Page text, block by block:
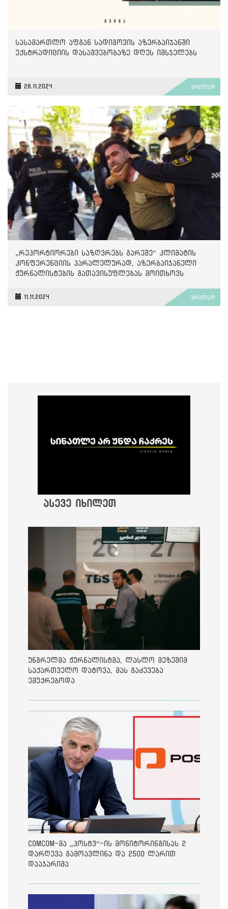
სასამართლო აფგან სადიგოვის აზერბაიჯანში
ექსტრადიციის დასაშვებობაზე დღეს იმსჯელებს
28.11.2024 ვრცლად
„რეპორტიორები საზღვრებს გარეშე“ კლიმატის
კონფერენციის პარალელურად, აზერბაიჯანელი
ჟურნალისტების გათავისუფლებას მოითხოვს
11.11.2024 ვრცლად
ასევე იხილეთ
უნგრელმა ჟურნალისტმა, ლასლო მეზეშიმ
საქართველო დატოვა, მას გაძევება
ემუქრებოდა
ComCom-მა „პოსტვ“-ის მონიტორინგისას 2
დარღევა გამოავლინა და 2500 ლარით
დააჯარიმა